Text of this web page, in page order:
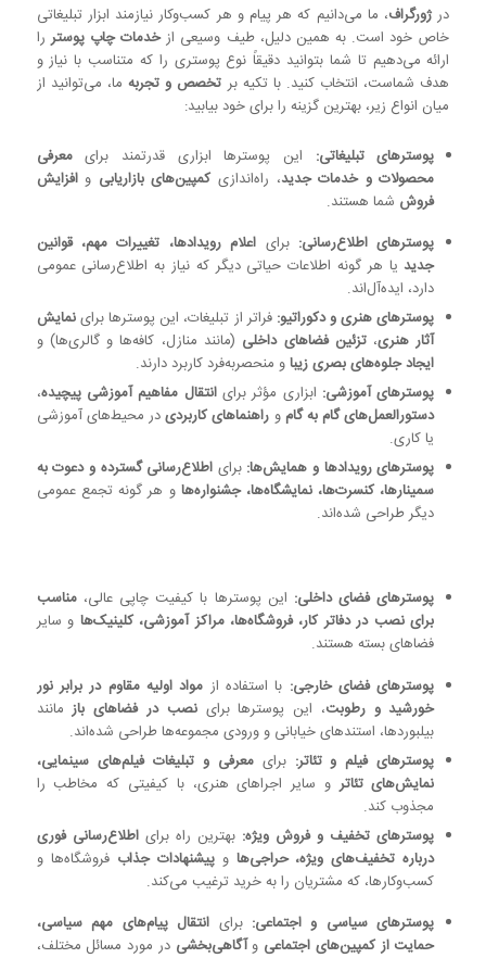
در ژورگراف، ما می‌دانیم که هر پیام و هر کسب‌وکار نیازمند ابزار تبلیغاتی
خاص خود است. به همین دلیل، طیف وسیعی ازخدمات چاپ پوستررا
ارائه می‌دهیم تا شما بتوانید دقیقاً نوع پوستری را که متناسب با نیاز و
هدف شماست، انتخاب کنید. با تکیه بر تخصص و تجربهما، می‌توانید از
میان انواع زیر، بهترین گزینه را برای خود بیابید:
پوسترهای تبلیغاتی: این پوسترها ابزاری قدرتمند برایمعرفی
محصولات و خدمات جدید، راه‌اندازیکمپین‌های بازاریابی وافزایش
فروش شما هستند.
پوسترهای اطلاع‌رسانی: برای اعلام رویدادها، تغییرات مهم، قوانین
جدید یا هر گونه اطلاعات حیاتی دیگر که نیاز به اطلاع‌رسانی عمومی
دارد، ایده‌آل‌اند.
پوسترهای هنری و دکوراتیو: فراتر از تبلیغات، این پوسترها براینمایش
آثار هنری،تزئین فضاهای داخلی (مانند منازل، کافه‌ها و گالری‌ها) و
ایجاد جلوه‌های بصری زیباو منحصربه‌فرد کاربرد دارند.
پوسترهای آموزشی: ابزاری مؤثر برایانتقال مفاهیم آموزشی پیچیده،
دستورالعمل‌های گام به گام و راهنماهای کاربردیدر محیط‌های آموزشی
یا کاری.
پوسترهای رویدادها و همایش‌ها: برای اطلاع‌رسانی گسترده و دعوت به
سمینارها، کنسرت‌ها، نمایشگاه‌ها، جشنواره‌ها و هر گونه تجمع عمومی
دیگر طراحی شده‌اند.
پوسترهای فضای داخلی: این پوسترها با کیفیت چاپی عالی،مناسب
برای نصب در دفاتر کار، فروشگاه‌ها، مراکز آموزشی، کلینیک‌ها و سایر
فضاهای بسته هستند.
پوسترهای فضای خارجی: با استفاده از مواد اولیه مقاوم در برابر نور
خورشید و رطوبت، این پوسترها براینصب در فضاهای بازمانند
بیلبوردها، استندهای خیابانی و ورودی مجموعه‌ها طراحی شده‌اند.
پوسترهای فیلم و تئاتر: برایمعرفی و تبلیغات فیلم‌های سینمایی،
نمایش‌های تئاترو سایر اجراهای هنری، با کیفیتی که مخاطب را
مجذوب کند.
پوسترهای تخفیف و فروش ویژه: بهترین راه برایاطلاع‌رسانی فوری
درباره تخفیف‌های ویژه، حراجی‌ها وپیشنهادات جذاب فروشگاه‌ها و
کسب‌وکارها، که مشتریان را به خرید ترغیب می‌کند.
پوسترهای سیاسی و اجتماعی: برای انتقال پیام‌های مهم سیاسی،
حمایت از کمپین‌های اجتماعی وآگاهی‌بخشی در مورد مسائل مختلف،